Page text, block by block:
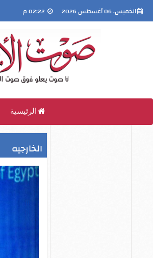
الخميس، 06 أغسطس 2026
الرئيسية
الخارجيه